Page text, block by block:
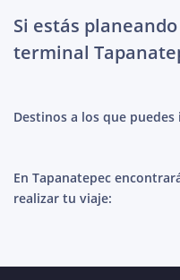
Si estás
terminal
Destinos a los que
En Tapanatepec
realizar tu viaje: